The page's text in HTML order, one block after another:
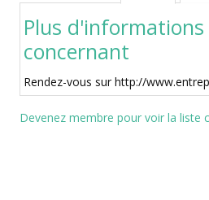
Plus d'informations
concernant
Rendez-vous sur http://
Devenez membre pour voir la liste